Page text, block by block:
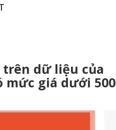
dữ liệu của
mức giá dưới 500